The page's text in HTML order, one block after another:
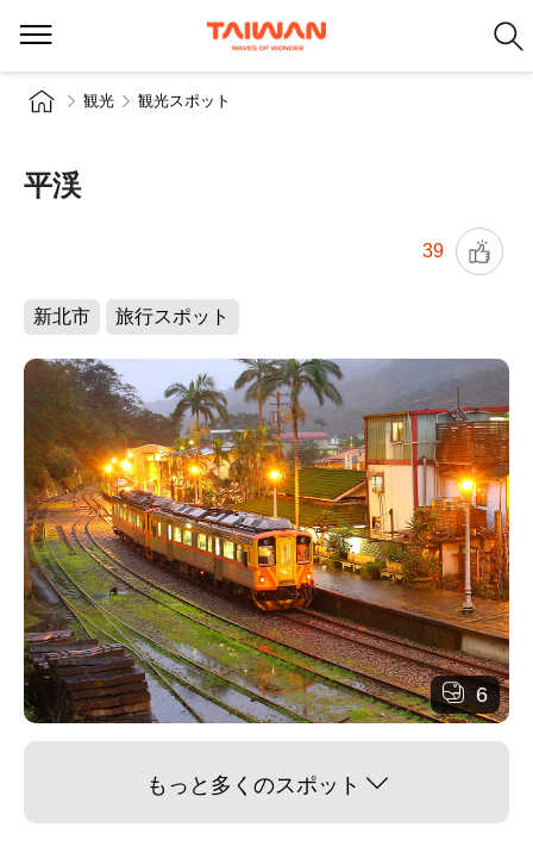
観光 観光スポット
平渓
39
新北市 旅行スポット
6
もっと多くのスポット